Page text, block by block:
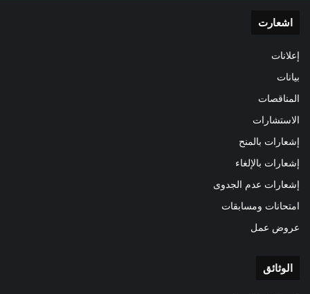
اشعارت
إعلانات
بيانات
المناقصات
الاستشارات
إشعارات بالمنح
إشعارات بالإلغاء
إشعارات عدم الجدوى
امتحانات ومسابقات
عروض عمل
الوثائق